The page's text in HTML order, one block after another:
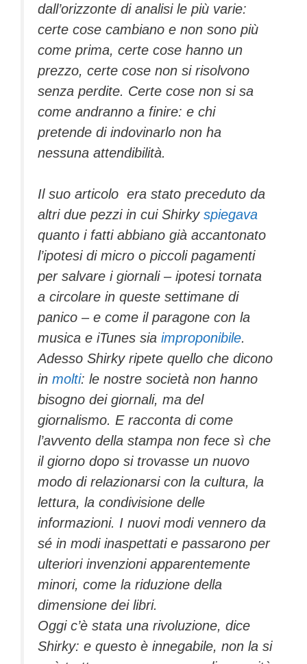
dall’orizzonte di analisi le più varie:
certe cose cambiano e non sono più
come prima, certe cose hanno un
prezzo, certe cose non si risolvono
senza perdite. Certe cose non si sa
come andranno a finire: e chi
pretende di indovinarlo non ha
nessuna attendibilità.
Il suo articolo era stato preceduto da
altri due pezzi in cui Shirky spiegava
quanto i fatti abbiano già accantonato
l’ipotesi di micro o piccoli pagamenti
per salvare i giornali – ipotesi tornata
a circolare in queste settimane di
panico – e come il paragone con la
musica e iTunes sia improponibile.
Adesso Shirky ripete quello che dicono
in molti: le nostre società non hanno
bisogno dei giornali, ma del
giornalismo. E racconta di come
l’avvento della stampa non fece sì che
il giorno dopo si trovasse un nuovo
modo di relazionarsi con la cultura, la
lettura, la condivisione delle
informazioni. I nuovi modi vennero da
sé in modi inaspettati e passarono per
ulteriori invenzioni apparentemente
minori, come la riduzione della
dimensione dei libri.
Oggi c’è stata una rivoluzione, dice
Shirky: e questo è innegabile, non la si